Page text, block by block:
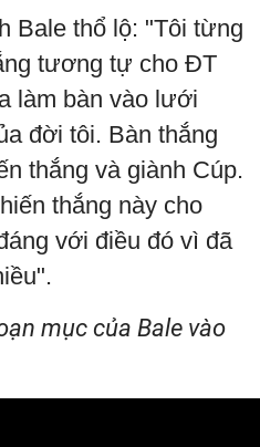
Bale thổ lộ: "Tôi từng
tương tự cho ĐT
làm bàn vào lưới
đời tôi. Bàn thắng
thắng và giành Cúp.
thắng này cho
với điều đó vì đã
mục của Bale vào